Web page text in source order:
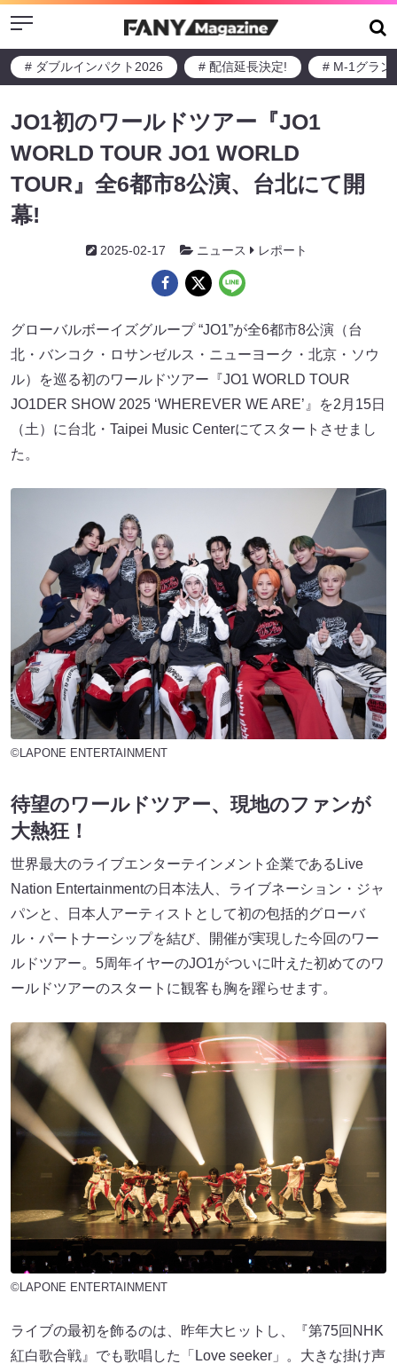
Menu
# ダブルインパクト2026 # 配信延長決定! # M-1グラン
JO1初のワールドツアー『JO1
WORLD TOUR JO1 WORLD
TOUR』全6都市8公演、台北にて開
幕!
2025-02-17 ニュース レポート
グローバルボーイズグループ “JO1”が全6都市8公演（台
北・バンコク・ロサンゼルス・ニューヨーク・北京・ソウ
ル）を巡る初のワールドツアー『JO1 WORLD TOUR
JO1DER SHOW 2025 ‘WHEREVER WE ARE’』を2月15日
（土）に台北・Taipei Music Centerにてスタートさせまし
た。
©LAPONE ENTERTAINMENT
待望のワールドツアー、現地のファンが
大熱狂！
世界最大のライブエンターテインメント企業であるLive
Nation Entertainmentの日本法人、ライブネーション・ジャ
パンと、日本人アーティストとして初の包括的グローバ
ル・パートナーシップを結び、開催が実現した今回のワー
ルドツアー。5周年イヤーのJO1がついに叶えた初めてのワ
ールドツアーのスタートに観客も胸を躍らせます。
©LAPONE ENTERTAINMENT
ライブの最初を飾るのは、昨年大ヒットし、『第75回NHK
紅白歌合戦』でも歌唱した「Love seeker」。大きな掛け声